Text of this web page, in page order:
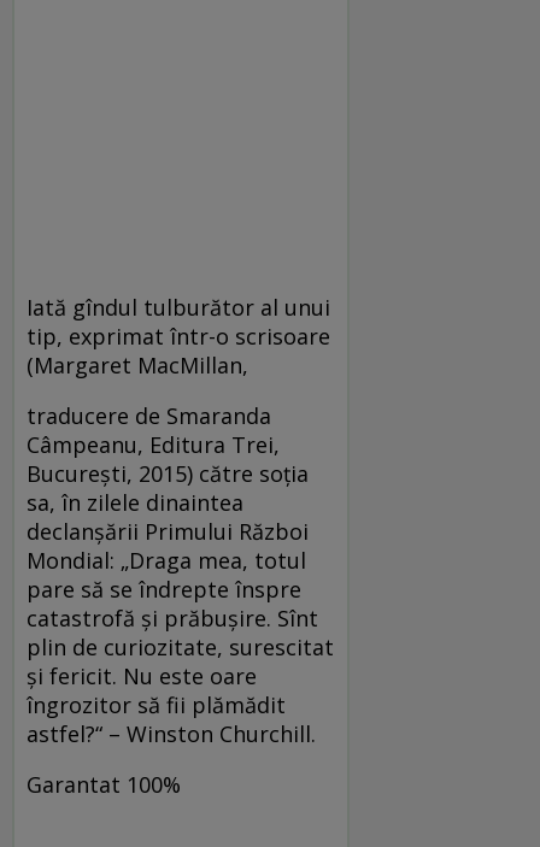
Iată gîndul tulburător al unui
tip, exprimat într-o scrisoare
(Margaret MacMillan,
traducere de Smaranda
Câmpeanu, Editura Trei,
Bucureşti, 2015) către soţia
sa, în zilele dinaintea
declanşării Primului Război
Mondial: „Draga mea, totul
pare să se îndrepte înspre
catastrofă şi prăbuşire. Sînt
plin de curiozitate, surescitat
şi fericit. Nu este oare
îngrozitor să fii plămădit
astfel?“ – Winston Churchill.
Garantat 100%